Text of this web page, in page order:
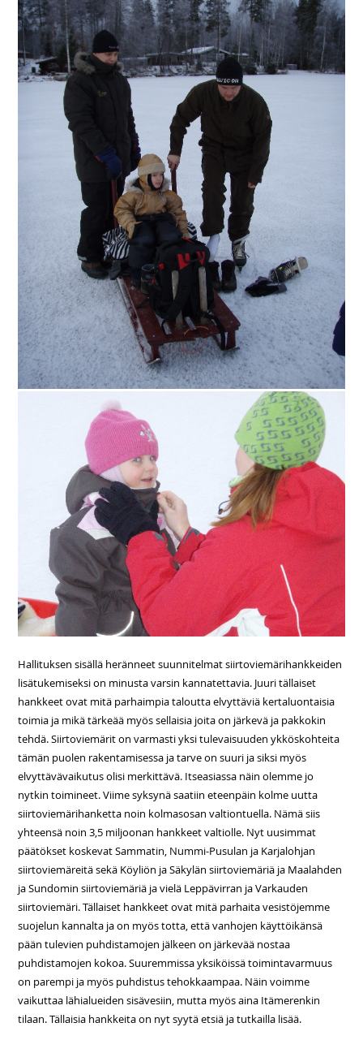
Hallituksen sisällä heränneet suunnitelmat siirtoviemärihankkeiden
lisätukemiseksi on minusta varsin kannatettavia. Juuri tällaiset
hankkeet ovat mitä parhaimpia taloutta elvyttäviä kertaluontaisia
toimia ja mikä tärkeää myös sellaisia joita on järkevä ja pakkokin
tehdä. Siirtoviemärit on varmasti yksi tulevaisuuden ykköskohteita
tämän puolen rakentamisessa ja tarve on suuri ja siksi myös
elvyttävävaikutus olisi merkittävä. Itseasiassa näin olemme jo
nytkin toimineet. Viime syksynä saatiin eteenpäin kolme uutta
siirtoviemärihanketta noin kolmasosan valtiontuella. Nämä siis
yhteensä noin 3,5 miljoonan hankkeet valtiolle. Nyt uusimmat
päätökset koskevat Sammatin, Nummi-Pusulan ja Karjalohjan
siirtoviemäreitä sekä Köyliön ja Säkylän siirtoviemäriä ja Maalahden
ja Sundomin siirtoviemäriä ja vielä Leppävirran ja Varkauden
siirtoviemäri. Tällaiset hankkeet ovat mitä parhaita vesistöjemme
suojelun kannalta ja on myös totta, että vanhojen käyttöikänsä
pään tulevien puhdistamojen jälkeen on järkevää nostaa
puhdistamojen kokoa. Suuremmissa yksiköissä toimintavarmuus
on parempi ja myös puhdistus tehokkaampaa. Näin voimme
vaikuttaa lähialueiden sisävesiin, mutta myös aina Itämerenkin
tilaan. Tällaisia hankkeita on nyt syytä etsiä ja tutkailla lisää.